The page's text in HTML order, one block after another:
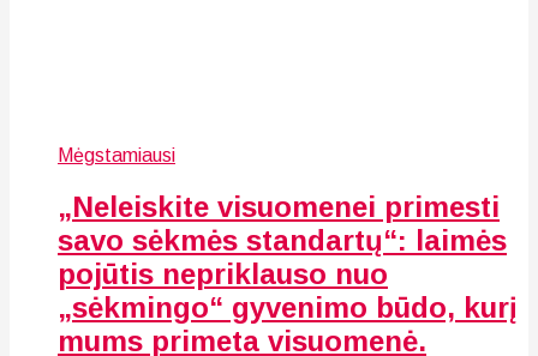
Mėgstamiausi
„Neleiskite visuomenei primesti
savo sėkmės standartų“: laimės
pojūtis nepriklauso nuo
„sėkmingo“ gyvenimo būdo, kurį
mums primeta visuomenė.